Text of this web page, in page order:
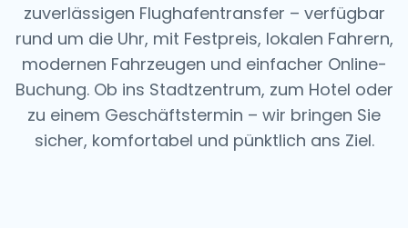
zuverlässigen Flughafentransfer – verfügbar
rund um die Uhr, mit Festpreis, lokalen Fahrern,
modernen Fahrzeugen und einfacher Online-
Buchung. Ob ins Stadtzentrum, zum Hotel oder
zu einem Geschäftstermin – wir bringen Sie
sicher, komfortabel und pünktlich ans Ziel.